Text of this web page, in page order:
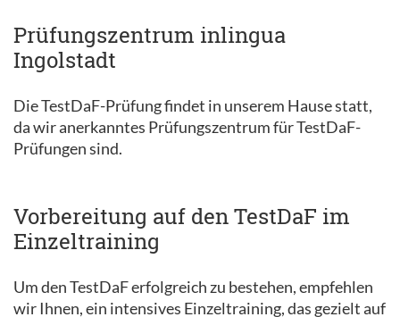
Prüfungszentrum inlingua
Ingolstadt
Die TestDaF-Prüfung findet in unserem Hause statt,
da wir anerkanntes Prüfungszentrum für TestDaF-
Prüfungen sind.
Vorbereitung auf den TestDaF im
Einzeltraining
Um den TestDaF erfolgreich zu bestehen, empfehlen
wir Ihnen, ein intensives Einzeltraining, das gezielt auf